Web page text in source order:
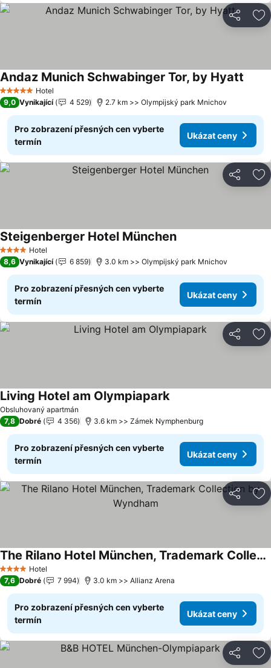
Sdílet
5 Počet hvězdiček
Hotel
Andaz Munich Schwabinger Tor, by Hyatt
9,0 Vynikající 4 529 2.7 km >> Olympijský park Mnichov
Pro zobrazení přesných cen vyberte
termín
Ukázat ceny
Sdílet
4 Počet hvězdiček
Hotel
Steigenberger Hotel MünchenUkázat ceny
8,6 Vynikající 6 859 3.0 km >> Olympijský park Mnichov
Pro zobrazení přesných cen vyberte
termín
Ukázat ceny
Sdílet
Obsluhovaný apartmán
Living Hotel am OlympiaparkUkázat ceny
7,8 Dobré 4 356 3.6 km >> Zámek Nymphenburg
Pro zobrazení přesných cen vyberte
termín
Ukázat ceny
Sdílet
4 Počet hvězdiček
Hotel
The Rilano Hotel München, Trademark Collection by Wyndham
Ukázat ceny
7,6 Dobré 7 994 3.0 km >> Allianz Arena
Pro zobrazení přesných cen vyberte
termín
Ukázat ceny
Sdílet